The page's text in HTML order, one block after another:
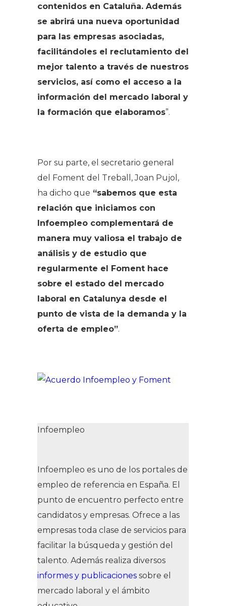
contenidos en Cataluña. Además
se abrirá una nueva oportunidad
para las empresas asociadas,
facilitándoles el reclutamiento del
mejor talento a través de nuestros
servicios, así como el acceso a la
información del mercado laboral y
la formación que elaboramos”.
Por su parte, el secretario general
del Foment del Treball, Joan Pujol,
ha dicho que “sabemos que esta
relación que iniciamos con
Infoempleo complementará de
manera muy valiosa el trabajo de
análisis y de estudio que
regularmente el Foment hace
sobre el estado del mercado
laboral en Catalunya desde el
punto de vista de la demanda y la
oferta de empleo”.
Infoempleo
Infoempleo es uno de los portales de
empleo de referencia en España. El
punto de encuentro perfecto entre
candidatos y empresas. Ofrece a las
empresas toda clase de servicios para
facilitar la búsqueda y gestión del
talento. Además realiza diversos
informes y publicaciones sobre el
mercado laboral y el ámbito